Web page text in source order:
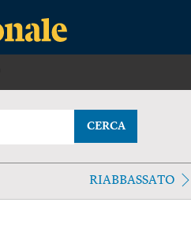
CERCA
RIABBASSATO